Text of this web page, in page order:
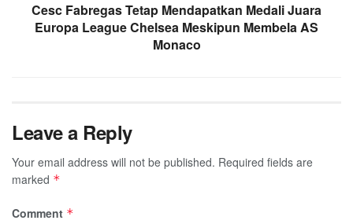
Cesc Fabregas Tetap Mendapatkan Medali Juara
Europa League Chelsea Meskipun Membela AS
Monaco
Leave a Reply
Your email address will not be published. Required fields are
marked *
Comment *